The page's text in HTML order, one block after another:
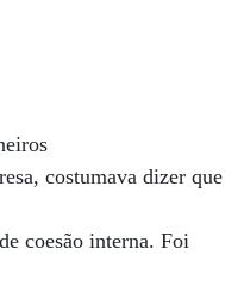
costumava dizer que
coesão interna. Foi